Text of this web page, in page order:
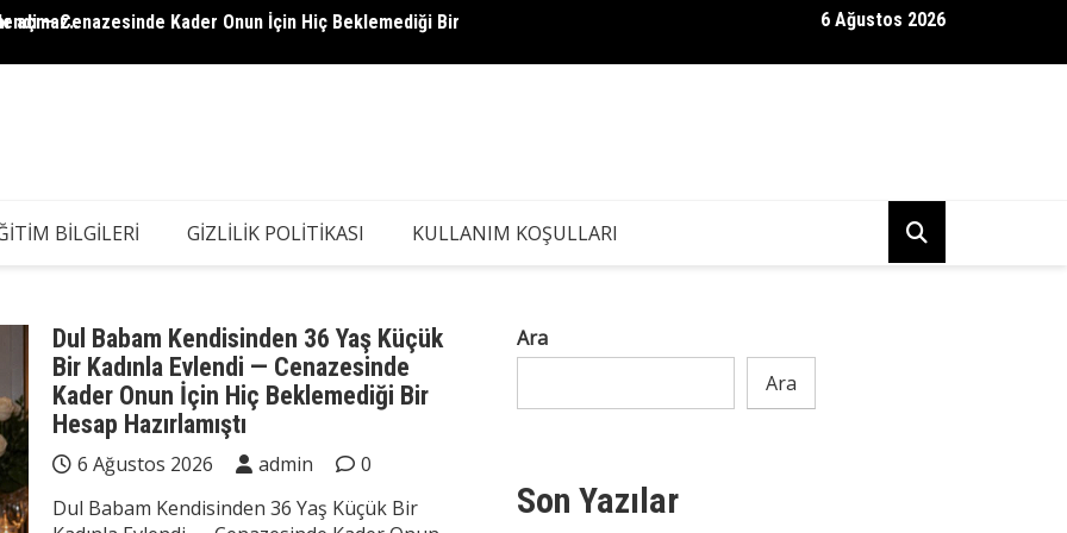
— Cenazesinde Kader Onun İçin Hiç Beklemediği Bir
açmaz..
5 Yaşındaki Kızım, Eşimin İş Arkadaşına “Neden Babamın
6 Ağustos 2026
BILGILERI GIZLILIK POLITIKASI KULLANIM KOŞULLARI
Dul Babam Kendisinden 36 Yaş Küçük
Bir Kadınla Evlendi — Cenazesinde
Kader Onun İçin Hiç Beklemediği Bir
Hesap Hazırlamıştı
6 Ağustos 2026 admin
0
Dul Babam Kendisinden 36 Yaş Küçük Bir
Ara
Ara
Son Yazılar